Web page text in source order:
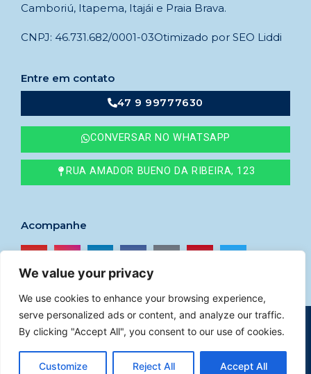
We value your privacy
We use cookies to enhance your browsing experience,
serve personalized ads or content, and analyze our traffic.
By clicking "Accept All", you consent to our use of cookies.
Customize Reject All Accept All
Camboriú, Itapema, Itajái e Praia Brava.
CNPJ: 46.731.682/0001-03Otimizado por SEO Liddi
Entre em contato
47 9 99777630
CONVERSAR NO WHATSAPP
RUA AMADOR BUENO DA RIBEIRA, 123
Acompanhe
© 2023 Imóveis Godoy CRECI nº 41765F
Política de privacidade|Desenvolvido por Help